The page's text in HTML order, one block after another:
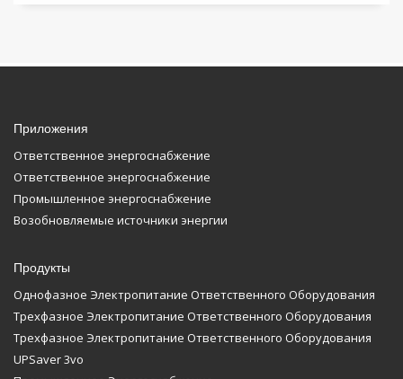
Приложения
Ответственное энергоснабжение
Ответственное энергоснабжение
Промышленное энергоснабжение
Возобновляемые источники энергии
Продукты
Однофазное Электропитание Ответственного Оборудования
Трехфазное Электропитание Ответственного Оборудования
Трехфазное Электропитание Ответственного Оборудования
UPSaver 3vo